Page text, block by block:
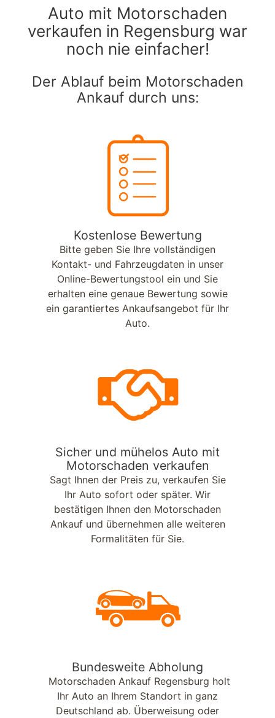
Auto mit Motorschaden
verkaufen in Regensburg war
noch nie einfacher!
Der Ablauf beim Motorschaden
Ankauf durch uns:
Kostenlose Bewertung
Bitte geben Sie Ihre vollständigen
Kontakt- und Fahrzeugdaten in unser
Online-Bewertungstool ein und Sie
erhalten eine genaue Bewertung sowie
ein garantiertes Ankaufsangebot für Ihr
Auto.
Sicher und mühelos Auto mit
Motorschaden verkaufen
Sagt Ihnen der Preis zu, verkaufen Sie
Ihr Auto sofort oder später. Wir
bestätigen Ihnen den Motorschaden
Ankauf und übernehmen alle weiteren
Formalitäten für Sie.
Bundesweite Abholung
Motorschaden Ankauf Regensburg holt
Ihr Auto an Ihrem Standort in ganz
Deutschland ab. Überweisung oder